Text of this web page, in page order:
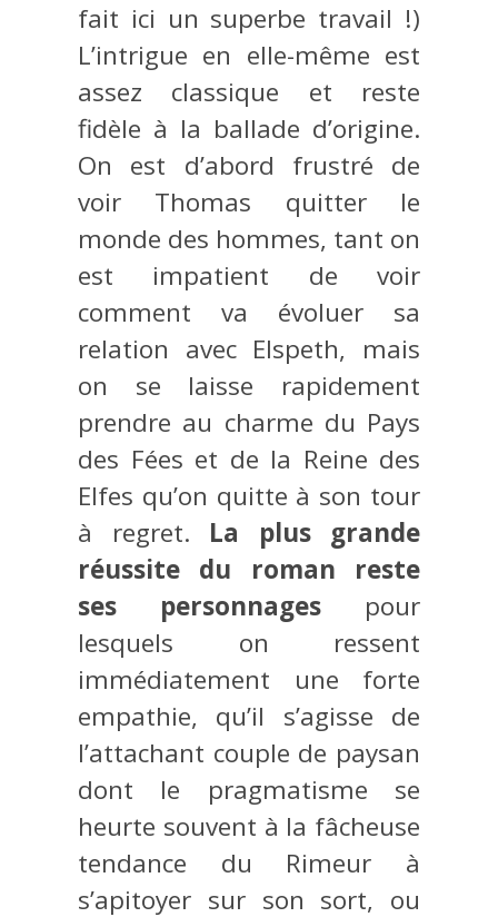
fait ici un superbe travail !)
L’intrigue en elle-même est
assez classique et reste
fidèle à la ballade d’origine.
On est d’abord frustré de
voir Thomas quitter le
monde des hommes, tant on
est impatient de voir
comment va évoluer sa
relation avec Elspeth, mais
on se laisse rapidement
prendre au charme du Pays
des Fées et de la Reine des
Elfes qu’on quitte à son tour
à regret. La plus grande
réussite du roman reste
ses personnages pour
lesquels on ressent
immédiatement une forte
empathie, qu’il s’agisse de
l’attachant couple de paysan
dont le pragmatisme se
heurte souvent à la fâcheuse
tendance du Rimeur à
s’apitoyer sur son sort, ou